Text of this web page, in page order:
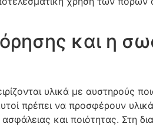
και η
υλικά με αυστηρούς
πρέπει να προσφέρουν
και ποιότητας. Στη